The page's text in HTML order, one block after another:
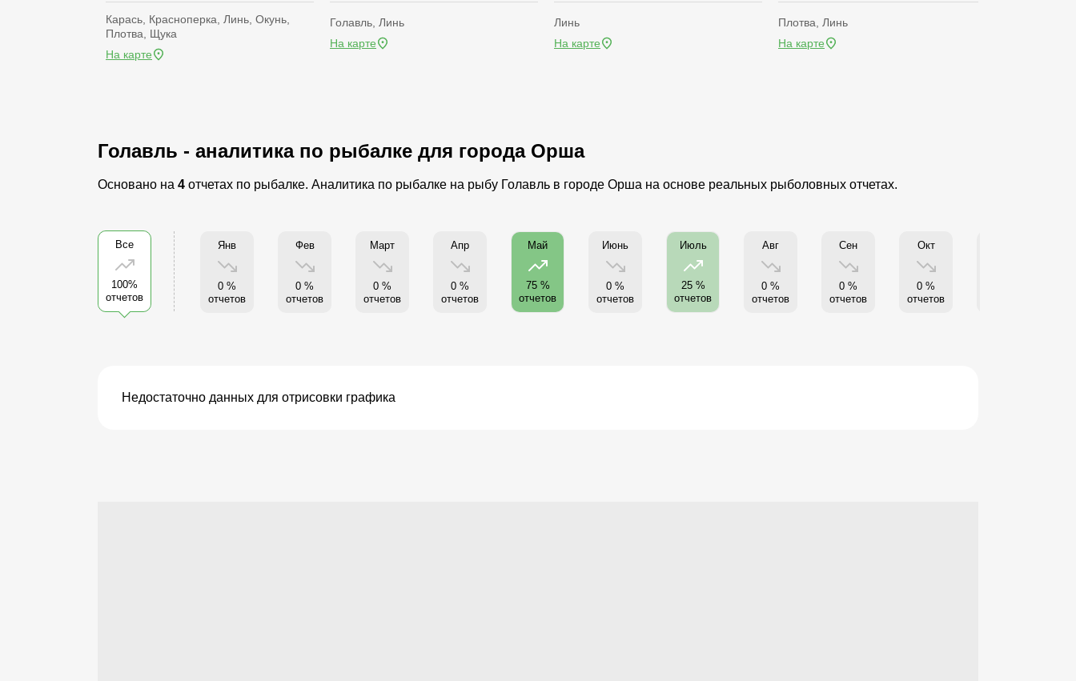
Карась, Красноперка, Линь, Окунь,
Плотва, Щука
На карте
Голавль, Линь
На карте
Линь
На карте
Плотва, Линь
На карте
Голавль - аналитика по рыбалке для города Орша
Основано на 4 отчетах по рыбалке. Аналитика по рыбалке на рыбу Голавль в городе Орша на основе реальных рыболовных отчетах.
Все
100%
отчетов
Янв
0 %
отчетов
Фев
0 %
отчетов
Март
0 %
отчетов
Апр
0 %
отчетов
Май
75 %
отчетов
Июнь
0 %
отчетов
Июль
25 %
отчетов
Авг
0 %
отчетов
Сен
0 %
отчетов
Окт
0 %
отчетов
Недостаточно данных для отрисовки графика